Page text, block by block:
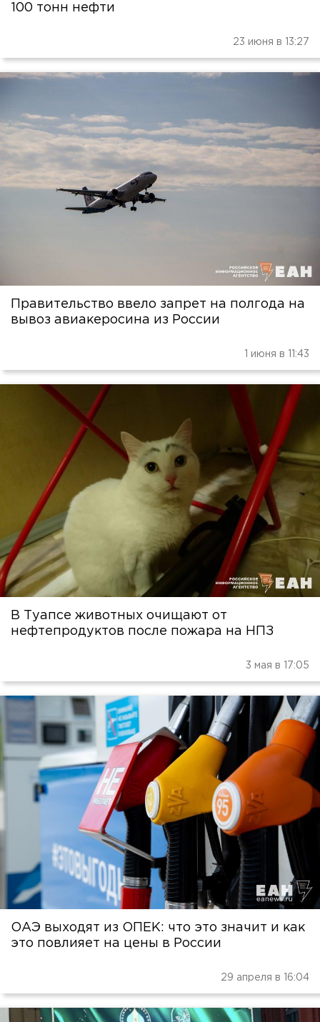
100 тонн нефти
23 июня в 13:27
Правительство ввело запрет на полгода на
вывоз авиакеросина из России
1 июня в 11:43
В Туапсе животных очищают от
нефтепродуктов после пожара на НПЗ
3 мая в 17:05
ОАЭ выходят из ОПЕК: что это значит и как
это повлияет на цены в России
29 апреля в 16:04